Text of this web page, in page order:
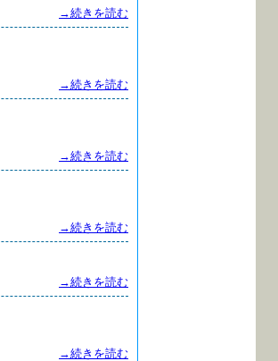
→続きを読む
→続きを読む
→続きを読む
→続きを読む
→続きを読む
→続きを読む